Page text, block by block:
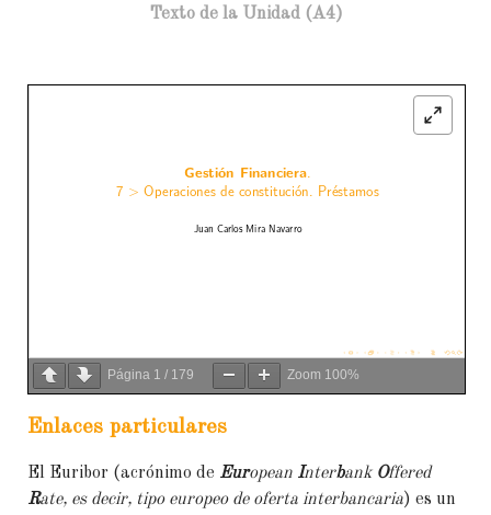
Texto de la Unidad (A4)
Página 1 / 179 Zoom 100%
Enlaces particulares
El Euribor (acrónimo de European Interbank Offered
Rate, es decir, tipo europeo de oferta interbancaria) es un